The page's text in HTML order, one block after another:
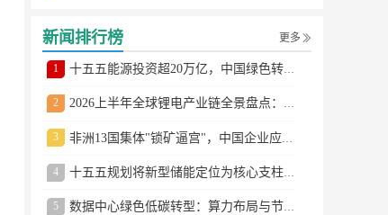
新闻排行榜 更多
1 十五五能源投资超20万亿，中国绿色转型提速
2 2026上半年全球锂电产业链全景盘点：储能爆发、整车出口高增、材料供需分化
3
4 十五五规划将新型储能定位为核心支柱产业
5 数据中心绿色低碳转型：算力布局与节能技术突破